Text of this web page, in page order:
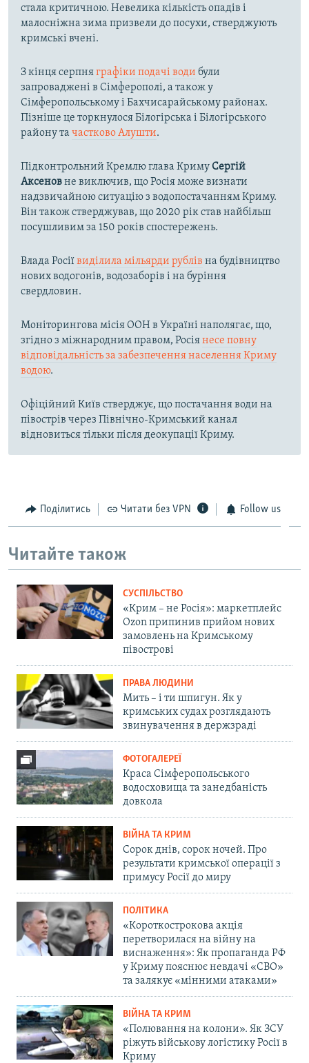
стала критичною. Невелика кількість опадів і
малосніжна зима призвели до посухи, стверджують
кримські вчені.
З кінця серпняграфіки подачі води були
запроваджені в Сімферополі, а також у
Сімферопольському і Бахчисарайському районах.
Пізніше це торкнулося Білогірська і Білогірського
району та частково Алушти.
Підконтрольний Кремлю глава КримуСергій
Аксеновне виключив, що Росія може визнати
надзвичайною ситуацію з водопостачанням Криму.
Він також стверджував, що 2020 рік став найбільш
посушливим за 150 років спостережень.
Влада Росіївиділила мільярди рублів на будівництво
нових водогонів, водозаборів і на буріння
свердловин.
Моніторингова місія ООН в Україні наполягає, що,
згідно з міжнародним правом, Росіянесе повну
відповідальність за забезпечення населення Криму
водою.
Офіційний Київ стверджує, що постачання води на
півострів через Північно-Кримський канал
відновиться тільки після деокупації Криму.
Поділитись Читати без VPN Follow us
Читайте також
СУСПІЛЬСТВО
«Крим – не Росія»: маркетплейс
Ozon припинив прийом нових
замовлень на Кримському
півострові
ПРАВА ЛЮДИНИ
Мить – і ти шпигун. Як у
кримських судах розглядають
звинувачення в держзраді
ФОТОГАЛЕРЕЇ
Краса Сімферопольського
водосховища та занедбаність
довкола
ВІЙНА ТА КРИМ
Сорок днів, сорок ночей. Про
результати кримської операції з
примусу Росії до миру
ПОЛІТИКА
«Короткострокова акція
перетворилася на війну на
виснаження»: Як пропаганда РФ
у Криму пояснює невдачі «СВО»
та залякує «мінними атаками»
ВІЙНА ТА КРИМ
«Полювання на колони». Як ЗСУ
ріжуть військову логістику Росії в
Криму